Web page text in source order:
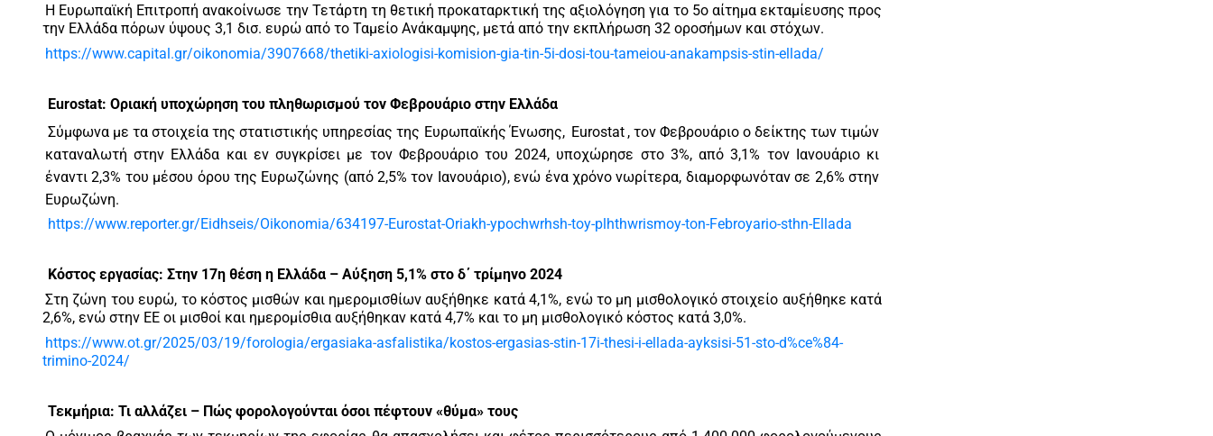
Η Ευρωπαϊκή Επιτροπή ανακοίνωσε την Τετάρτη τη θετική προκαταρκτική της αξιολόγηση για το 5ο αίτημα εκταμίευσης προς
την Ελλάδα πόρων ύψους 3,1 δισ. ευρώ από το Ταμείο Ανάκαμψης, μετά από την εκπλήρωση 32 οροσήμων και στόχων.
https://www.capital.gr/oikonomia/3907668/thetiki-axiologisi-komision-gia-tin-5i-dosi-tou-tameiou-anakampsis-stin-ellada/
Eurostat: Οριακή υποχώρηση του πληθωρισμού τον Φεβρουάριο στην Ελλάδα
Σύμφωνα με τα στοιχεία της στατιστικής υπηρεσίας της Ευρωπαϊκής Ένωσης, Eurostat , τον Φεβρουάριο ο δείκτης των τιμών
καταναλωτή στην Ελλάδα και εν συγκρίσει με τον Φεβρουάριο του 2024, υποχώρησε στο 3%, από 3,1% τον Ιανουάριο κι
έναντι 2,3% του μέσου όρου της Ευρωζώνης (από 2,5% τον Ιανουάριο), ενώ ένα χρόνο νωρίτερα, διαμορφωνόταν σε 2,6% στην
Ευρωζώνη.
https://www.reporter.gr/Eidhseis/Oikonomia/634197-Eurostat-Oriakh-ypochwrhsh-toy-plhthwrismoy-ton-Febroyario-sthn-Ellada
Κόστος εργασίας: Στην 17η θέση η Ελλάδα – Αύξηση 5,1% στο δ΄ τρίμηνο 2024
Στη ζώνη του ευρώ, το κόστος μισθών και ημερομισθίων αυξήθηκε κατά 4,1%, ενώ το μη μισθολογικό στοιχείο αυξήθηκε κατά
2,6%, ενώ στην ΕΕ οι μισθοί και ημερομίσθια αυξήθηκαν κατά 4,7% και το μη μισθολογικό κόστος κατά 3,0%.
https://www.ot.gr/2025/03/19/forologia/ergasiaka-asfalistika/kostos-ergasias-stin-17i-thesi-i-ellada-ayksisi-51-sto-d%ce%84-
trimino-2024/
Τεκμήρια: Τι αλλάζει – Πώς φορολογούνται όσοι πέφτουν «θύμα» τους